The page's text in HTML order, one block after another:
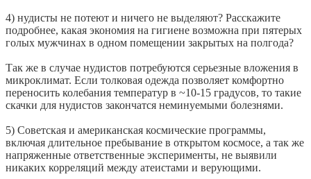
4) нудисты не потеют и ничего не выделяют? Расскажите
подробнее, какая экономия на гигиене возможна при пятерых
голых мужчинах в одном помещении закрытых на полгода?
Так же в случае нудистов потребуются серьезные вложения в
микроклимат. Если толковая одежда позволяет комфортно
переносить колебания температур в ~10-15 градусов, то такие
скачки для нудистов закончатся неминуемыми болезнями.
5) Советская и американская космические программы,
включая длительное пребывание в открытом космосе, а так же
напряженные ответственные эксперименты, не выявили
никаких корреляций между атеистами и верующими.